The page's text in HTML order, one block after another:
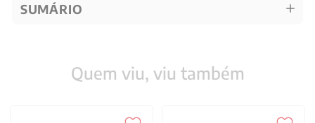
SUMÁRIO
Quem viu, viu também